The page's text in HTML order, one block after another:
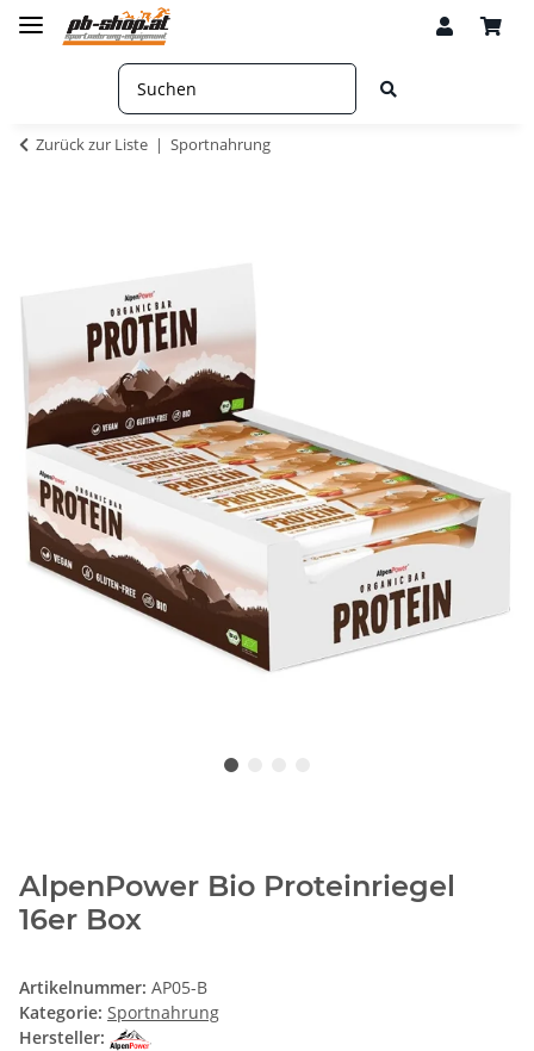
Zurück zur Liste Sportnahrung
AlpenPower Bio Proteinriegel
16er Box
Artikelnummer: AP05-B
Kategorie: Sportnahrung
Hersteller: